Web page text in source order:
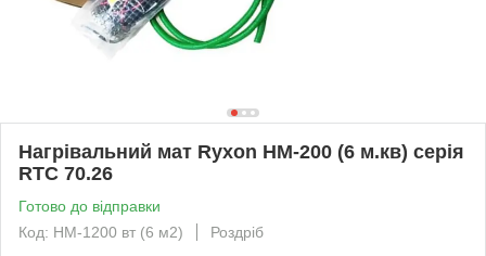
Нагрівальний мат Ryxon HM-200 (6 м.кв) серія
RTC 70.26
Готово до відправки
Код: HM-1200 вт (6 м2)
Роздріб